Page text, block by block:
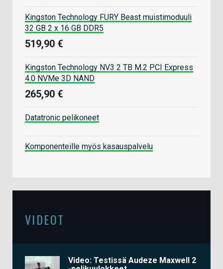
Kingston Technology FURY Beast muistimoduuli
32 GB 2 x 16 GB DDR5
519,90 €
Kingston Technology NV3 2 TB M.2 PCI Express
4.0 NVMe 3D NAND
265,90 €
Datatronic pelikoneet
Komponenteille myös kasauspalvelu
VIDEOT
Video: Testissä Audeze Maxwell 2